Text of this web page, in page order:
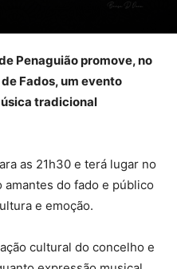
Penaguião promove, no
Fados, um evento
tradicional
as 21h30 e terá lugar no
do fado e público
e emoção.
cultural do concelho e